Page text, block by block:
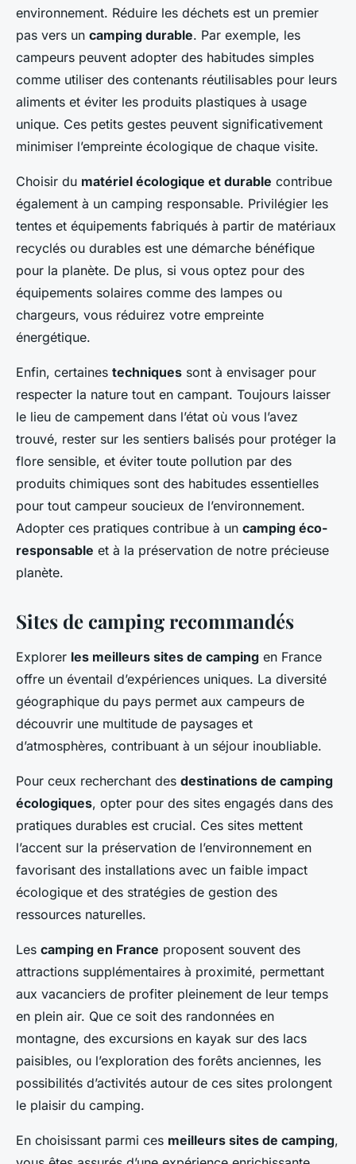
environnement. Réduire les déchets est un premier
pas vers un camping durable. Par exemple, les
campeurs peuvent adopter des habitudes simples
comme utiliser des contenants réutilisables pour leurs
aliments et éviter les produits plastiques à usage
unique. Ces petits gestes peuvent significativement
minimiser l’empreinte écologique de chaque visite.
Choisir du matériel écologique et durable contribue
également à un camping responsable. Privilégier les
tentes et équipements fabriqués à partir de matériaux
recyclés ou durables est une démarche bénéfique
pour la planète. De plus, si vous optez pour des
équipements solaires comme des lampes ou
chargeurs, vous réduirez votre empreinte
énergétique.
Enfin, certaines techniques sont à envisager pour
respecter la nature tout en campant. Toujours laisser
le lieu de campement dans l’état où vous l’avez
trouvé, rester sur les sentiers balisés pour protéger la
flore sensible, et éviter toute pollution par des
produits chimiques sont des habitudes essentielles
pour tout campeur soucieux de l’environnement.
Adopter ces pratiques contribue à un camping éco-
responsable et à la préservation de notre précieuse
planète.
Sites de camping recommandés
Explorer les meilleurs sites de camping en France
offre un éventail d’expériences uniques. La diversité
géographique du pays permet aux campeurs de
découvrir une multitude de paysages et
d’atmosphères, contribuant à un séjour inoubliable.
Pour ceux recherchant des destinations de camping
écologiques, opter pour des sites engagés dans des
pratiques durables est crucial. Ces sites mettent
l’accent sur la préservation de l’environnement en
favorisant des installations avec un faible impact
écologique et des stratégies de gestion des
ressources naturelles.
Les camping en France proposent souvent des
attractions supplémentaires à proximité, permettant
aux vacanciers de profiter pleinement de leur temps
en plein air. Que ce soit des randonnées en
montagne, des excursions en kayak sur des lacs
paisibles, ou l’exploration des forêts anciennes, les
possibilités d’activités autour de ces sites prolongent
le plaisir du camping.
En choisissant parmi ces meilleurs sites de camping,